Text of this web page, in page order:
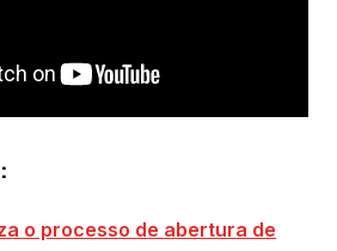
o processo de abertura de